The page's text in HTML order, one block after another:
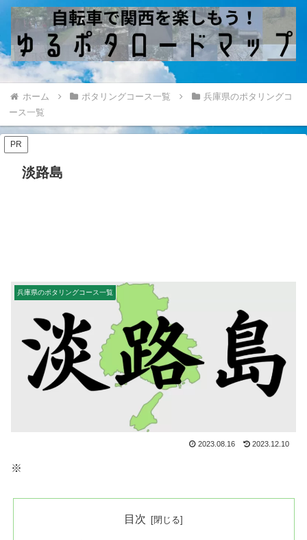
ホーム ポタリングコース一覧
兵庫県のポタリングコ
ース一覧
PR
淡路島
兵庫県のポタリングコース一覧
2023.08.16 2023.12.10
※
目次